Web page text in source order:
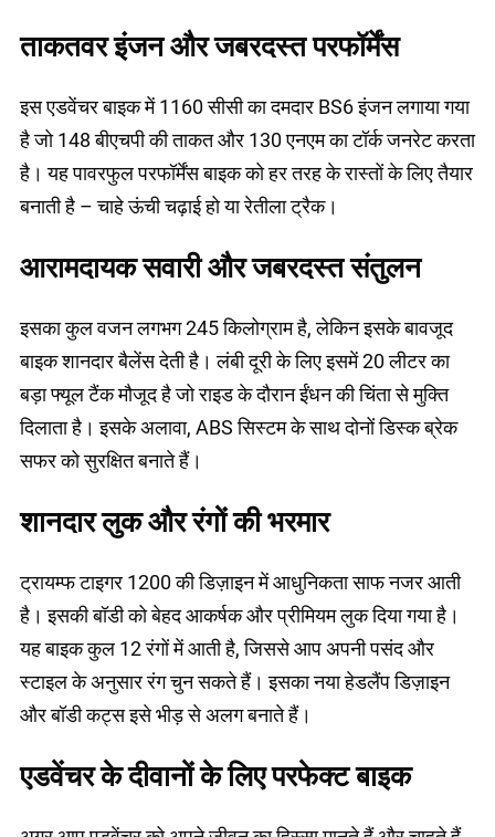
ताकतवर इंजन और जबरदस्त परफॉर्मेंस
इस एडवेंचर बाइक में 1160 सीसी का दमदार BS6 इंजन लगाया गया
है जो 148 बीएचपी की ताकत और 130 एनएम का टॉर्क जनरेट करता
है। यह पावरफुल परफॉर्मेंस बाइक को हर तरह के रास्तों के लिए तैयार
बनाती है – चाहे ऊंची चढ़ाई हो या रेतीला ट्रैक।
आरामदायक सवारी और जबरदस्त संतुलन
इसका कुल वजन लगभग 245 किलोग्राम है, लेकिन इसके बावजूद
बाइक शानदार बैलेंस देती है। लंबी दूरी के लिए इसमें 20 लीटर का
बड़ा फ्यूल टैंक मौजूद है जो राइड के दौरान ईंधन की चिंता से मुक्ति
दिलाता है। इसके अलावा, ABS सिस्टम के साथ दोनों डिस्क ब्रेक
सफर को सुरक्षित बनाते हैं।
शानदार लुक और रंगों की भरमार
ट्रायम्फ टाइगर 1200 की डिज़ाइन में आधुनिकता साफ नजर आती
है। इसकी बॉडी को बेहद आकर्षक और प्रीमियम लुक दिया गया है।
यह बाइक कुल 12 रंगों में आती है, जिससे आप अपनी पसंद और
स्टाइल के अनुसार रंग चुन सकते हैं। इसका नया हेडलैंप डिज़ाइन
और बॉडी कट्स इसे भीड़ से अलग बनाते हैं।
एडवेंचर के दीवानों के लिए परफेक्ट बाइक